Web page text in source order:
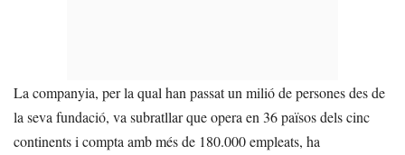
La companyia, per la qual han passat un milió de persones des de
la seva fundació, va subratllar que opera en 36 països dels cinc
continents i compta amb més de 180.000 empleats, ha